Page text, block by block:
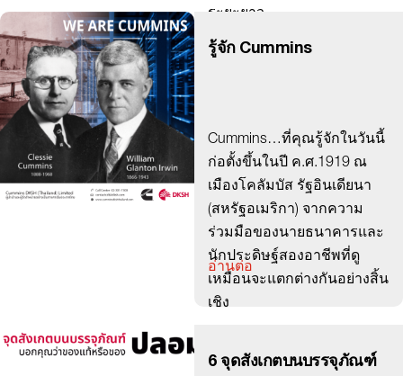
ระยะยาว
รู้จัก Cummins
Cummins…ที่คุณรู้จักในวันนี้
ก่อตั้งขึ้นในปี ค.ศ.1919 ณ
เมืองโคลัมบัส รัฐอินเดียนา
(สหรัฐอเมริกา) จากความ
ร่วมมือของนายธนาคารและ
นักประดิษฐ์สองอาชีพที่ดู
เหมือนจะแตกต่างกันอย่างสิ้น
เชิง
อ่านต่อ
6 จุดสังเกตบนบรรจุภัณฑ์